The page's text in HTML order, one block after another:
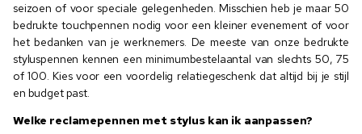
seizoen of voor speciale gelegenheden. Misschien heb je maar 50
bedrukte touchpennen nodig voor een kleiner evenement of voor
het bedanken van je werknemers. De meeste van onze bedrukte
styluspennen kennen een minimumbestelaantal van slechts 50, 75
of 100. Kies voor een voordelig relatiegeschenk dat altijd bij je stijl
en budget past.
Welke reclamepennen met stylus kan ik aanpassen?